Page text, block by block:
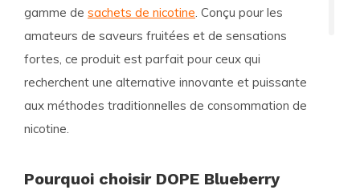
gamme de sachets de nicotine. Conçu pour les
amateurs de saveurs fruitées et de sensations
fortes, ce produit est parfait pour ceux qui
recherchent une alternative innovante et puissante
aux méthodes traditionnelles de consommation de
nicotine.
Pourquoi choisir DOPE Blueberry